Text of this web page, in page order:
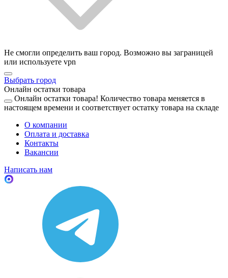
Не смогли определить ваш город. Возможно вы заграницей
или используете vpn
Выбрать город
Онлайн остатки товара
Онлайн остатки товара! Количество товара меняется в
настоящем времени и соответствует остатку товара на складе
О компании
Оплата и доставка
Контакты
Вакансии
Написать нам